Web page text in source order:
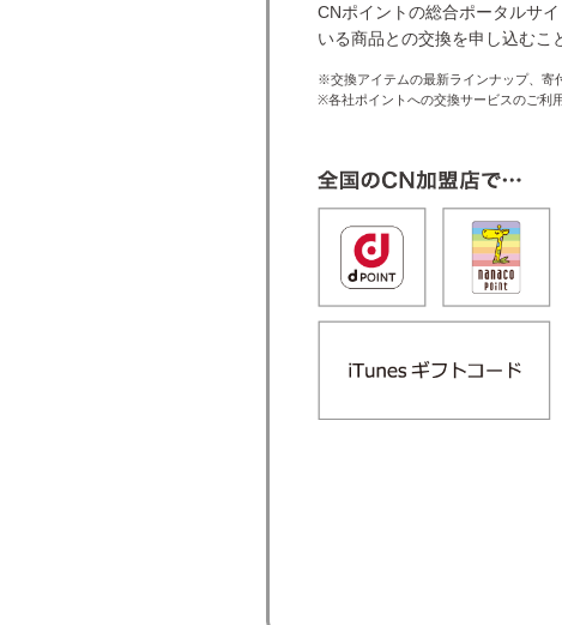
CNポイントの総合ポータルサ
いる商品との交換を申し込むこ
※交換アイテムの最新ラインナップ、寄
※各社ポイントへの交換サービスのご利